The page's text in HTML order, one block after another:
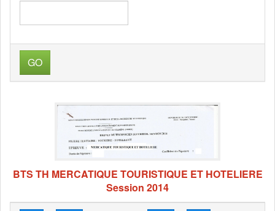
GO
BTS TH MERCATIQUE TOURISTIQUE ET HOTELIERE
Session 2014